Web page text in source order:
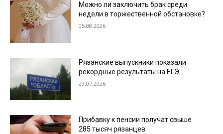
Можно ли заключить брак среди
недели в торжественной обстановке?
05.08.2026
Рязанские выпускники показали
рекордные результаты на ЕГЭ
29.07.2026
Прибавку к пенсии получат свыше
285 тысяч рязанцев